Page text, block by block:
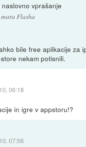
vprašanje
Flasha
bile free aplikacije za
nekam potisnili.
06:18
in igre v appstoru!?
07:56